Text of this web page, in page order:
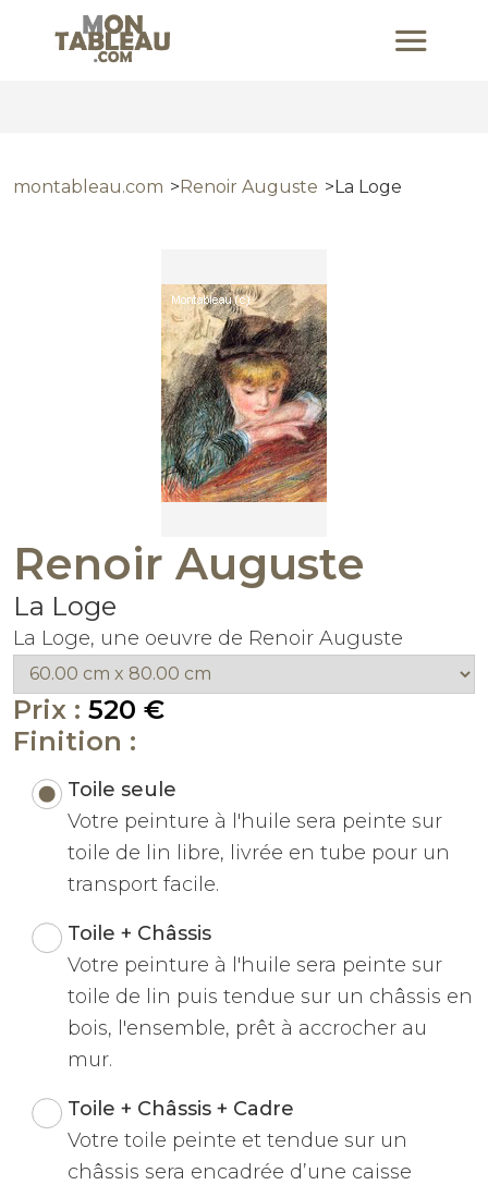
montableau.com Renoir Auguste La Loge
Renoir Auguste
La Loge
La Loge, une oeuvre de Renoir Auguste
Prix : 520 €
Finition :
Toile seule
Votre peinture à l'huile sera peinte sur
toile de lin libre, livrée en tube pour un
transport facile.
Toile + Châssis
Votre peinture à l'huile sera peinte sur
toile de lin puis tendue sur un châssis en
bois, l'ensemble, prêt à accrocher au
mur.
Toile + Châssis + Cadre
Votre toile peinte et tendue sur un
châssis sera encadrée d’une caisse